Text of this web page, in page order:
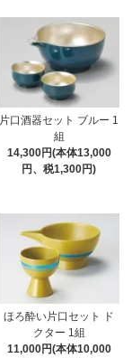
片口酒器セット ブルー 1
組
14,300円(本体13,000
円、税1,300円)
ほろ酔い片口セット ド
クター 1組
11,000円(本体10,000